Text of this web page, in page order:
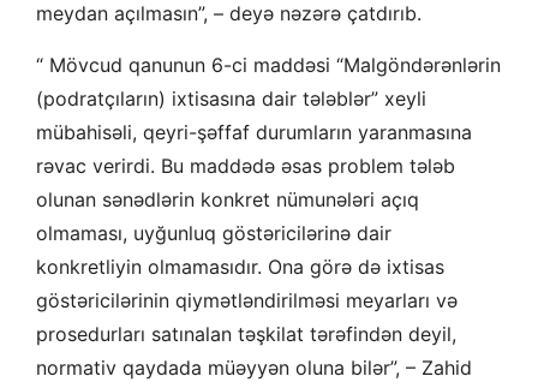
meydan açılmasın”, – deyə nəzərə çatdırıb.
“ Mövcud qanunun 6-ci maddəsi “Malgöndərənlərin
(podratçıların) ixtisasına dair tələblər” xeyli
mübahisəli, qeyri-şəffaf durumların yaranmasına
rəvac verirdi. Bu maddədə əsas problem tələb
olunan sənədlərin konkret nümunələri açıq
olmaması, uyğunluq göstəricilərinə dair
konkretliyin olmamasıdır. Ona görə də ixtisas
göstəricilərinin qiymətləndirilməsi meyarları və
prosedurları satınalan təşkilat tərəfindən deyil,
normativ qaydada müəyyən oluna bilər”, – Zahid